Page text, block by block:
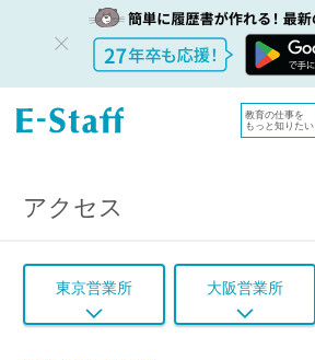
教育の仕事を
もっと知りたい
教員採用情報のイー・スタッフ TOP
アクセス
アクセス
東京営業所 大阪営業所